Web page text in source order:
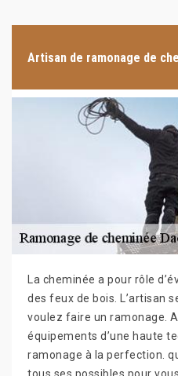
Artisan de ramonage de
La cheminée a pour rôle
des feux de bois. L’artisan
voulez faire un ramonage.
équipements d’une haute
ramonage à la perfection.